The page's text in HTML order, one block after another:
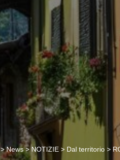
>News>NOTIZIE > Dal territorio >